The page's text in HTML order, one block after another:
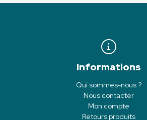
Informations
Qui sommes-nous ?
Nous contacter
Mon compte
Retours produits